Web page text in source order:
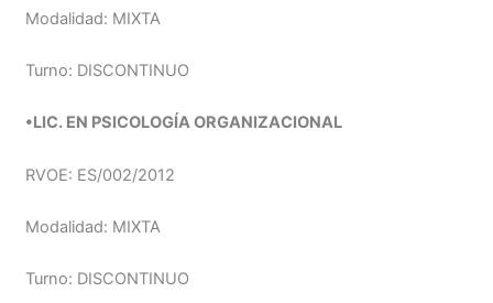
Modalidad: MIXTA
Turno: DISCONTINUO
•LIC. EN PSICOLOGÍA ORGANIZACIONAL
RVOE: ES/002/2012
Modalidad: MIXTA
Turno: DISCONTINUO